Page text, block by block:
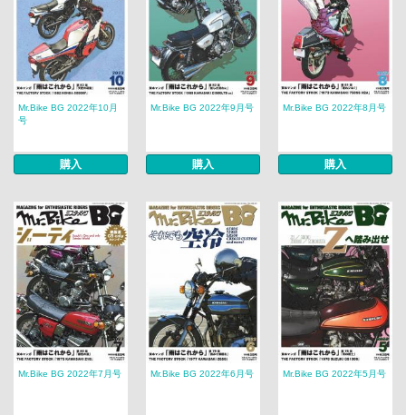
Mr.Bike BG 2022年10月
号
購入
Mr.Bike BG 2022年9月号
購入
Mr.Bike BG 2022年8月号
購入
Mr.Bike BG 2022年7月号 Mr.Bike BG 2022年6月号 Mr.Bike BG 2022年5月号